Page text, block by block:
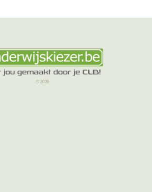
© 2026